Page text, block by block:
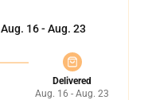
Aug. 16 - Aug. 23
Delivered
Aug. 16 - Aug. 23